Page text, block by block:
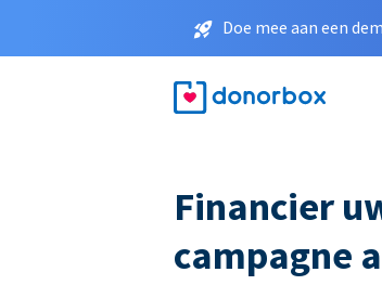
Doe mee aan een
Financier
campagne